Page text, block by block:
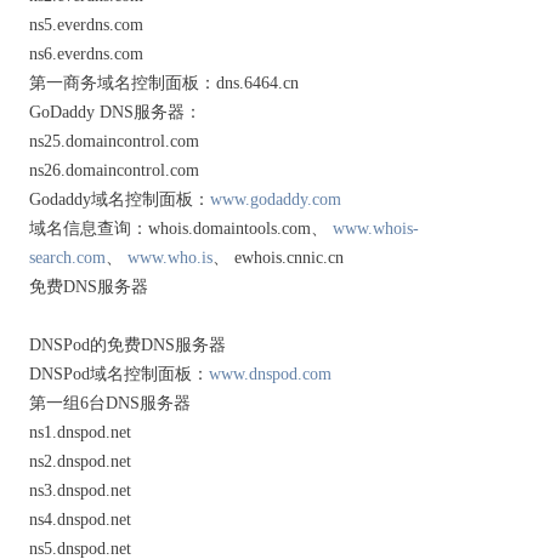
ns5.everdns.com
ns6.everdns.com
第一商务域名控制面板：dns.6464.cn
GoDaddy DNS服务器：
ns25.domaincontrol.com
ns26.domaincontrol.com
Godaddy域名控制面板： www.godaddy.com
域名信息查询：whois.domaintools.com、 www.whois-
search.com、 www.who.is、 ewhois.cnnic.cn
免费DNS服务器
DNSPod的免费DNS服务器
DNSPod域名控制面板： www.dnspod.com
第一组6台DNS服务器
ns1.dnspod.net
ns2.dnspod.net
ns3.dnspod.net
ns4.dnspod.net
ns5.dnspod.net